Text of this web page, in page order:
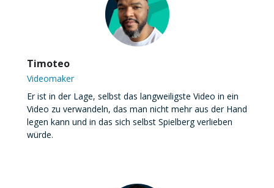
Timoteo
Videomaker
Er ist in der Lage, selbst das langweiligste Video in ein
Video zu verwandeln, das man nicht mehr aus der Hand
legen kann und in das sich selbst Spielberg verlieben
würde.